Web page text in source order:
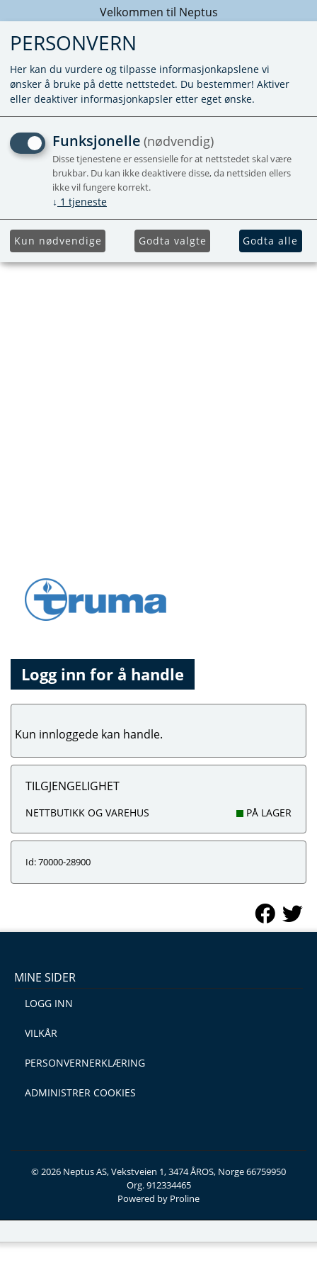
Velkommen til Neptus
SIKRING 1,25 AT
Logg inn for å handle
Kun innloggede kan handle.
TILGJENGELIGHET
NETTBUTIKK OG VAREHUS PÅ LAGER
Id: 70000-28900
MINE SIDER
LOGG INN
VILKÅR
PERSONVERNERKLÆRING
ADMINISTRER COOKIES
© 2026 Neptus AS, Vekstveien 1, 3474 ÅROS, Norge 66759950
Org. 912334465
Powered by Proline
PERSONVERN
Her kan du vurdere og tilpasse informasjonkapslene vi
ønsker å bruke på dette nettstedet. Du bestemmer! Aktiver
eller deaktiver informasjonkapsler etter eget ønske.
Funksjonelle (nødvendig)
Disse tjenestene er essensielle for at nettstedet skal være
brukbar. Du kan ikke deaktivere disse, da nettsiden ellers
ikke vil fungere korrekt.
↓ 1 tjeneste
Kun nødvendige Godta valgte Godta alle